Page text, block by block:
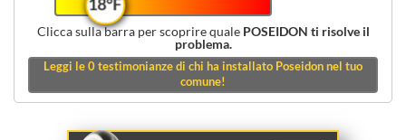
Clicca sulla barra per scoprire quale POSEIDON ti risolve il
problema.
Leggi le0testimonianze di chi ha installato Poseidon nel tuo
comune!